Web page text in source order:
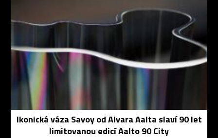
Ikonická váza Savoy od Alvara Aalta slaví 90 let
limitovanou edicí Aalto 90 City